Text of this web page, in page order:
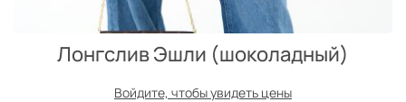
Лонгслив Эшли (шоколадный)
Войдите, чтобы увидеть цены